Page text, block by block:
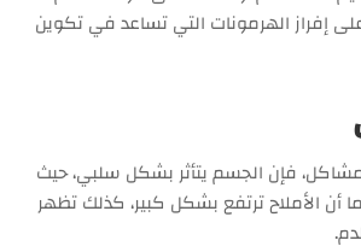
إفراز الهرمونات التي تساعد في تكوين
فإن الجسم يتأثر بشكل سلبي، حيث
أن الأملاح ترتفع بشكل كبير، كذلك تظهر